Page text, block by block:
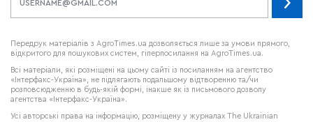
Передрук матеріалів з AgroTimes.ua дозволяється лише за умови прямого,
відкритого для пошукових систем, гіперпосилання на AgroTimes.ua.
Всі матеріали, які розміщені на цьому сайті із посиланням на агентство
«Інтерфакс-Україна», не підлягають подальшому відтворенню та/чи
розповсюдженню в будь-якій формі, інакше як із письмового дозволу
агентства «Інтерфакс-Україна».
Усі авторські права на інформацію, розміщену у журналах The Ukrainian